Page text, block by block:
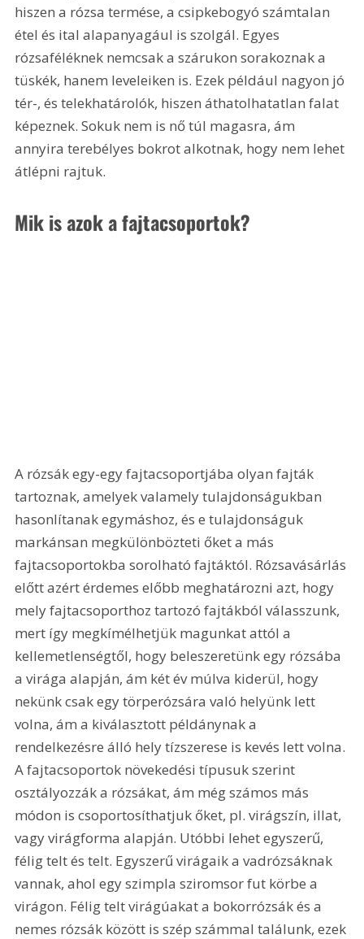
hiszen a rózsa termése, a csipkebogyó számtalan
étel és ital alapanyagául is szolgál. Egyes
rózsaféléknek nemcsak a szárukon sorakoznak a
tüskék, hanem leveleiken is. Ezek például nagyon jó
tér-, és telekhatárolók, hiszen áthatolhatatlan falat
képeznek. Sokuk nem is nő túl magasra, ám
annyira terebélyes bokrot alkotnak, hogy nem lehet
átlépni rajtuk.
Mik is azok a fajtacsoportok?
A rózsák egy-egy fajtacsoportjába olyan fajták
tartoznak, amelyek valamely tulajdonságukban
hasonlítanak egymáshoz, és e tulajdonságuk
markánsan megkülönbözteti őket a más
fajtacsoportokba sorolható fajtáktól. Rózsavásárlás
előtt azért érdemes előbb meghatározni azt, hogy
mely fajtacsoporthoz tartozó fajtákból válasszunk,
mert így megkímélhetjük magunkat attól a
kellemetlenségtől, hogy beleszeretünk egy rózsába
a virága alapján, ám két év múlva kiderül, hogy
nekünk csak egy törperózsára való helyünk lett
volna, ám a kiválasztott példánynak a
rendelkezésre álló hely tízszerese is kevés lett volna.
A fajtacsoportok növekedési típusuk szerint
osztályozzák a rózsákat, ám még számos más
módon is csoportosíthatjuk őket, pl. virágszín, illat,
vagy virágforma alapján. Utóbbi lehet egyszerű,
félig telt és telt. Egyszerű virágaik a vadrózsáknak
vannak, ahol egy szimpla sziromsor fut körbe a
virágon. Félig telt virágúakat a bokorrózsák és a
nemes rózsák között is szép számmal találunk, ezek